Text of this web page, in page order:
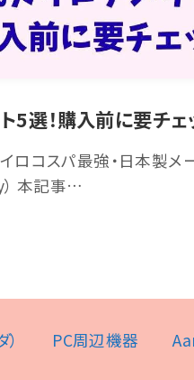
5選！購入前に要チェ
ロコスパ最強・日本製メ
本記事…
PC周辺機器